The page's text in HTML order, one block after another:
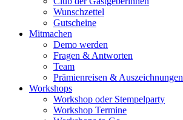
Wunschzettel
Gutscheine
Mitmachen
Demo werden
Fragen & Antworten
Team
Prämienreisen & Auszeichnungen
Workshops
Workshop oder Stempelparty
Workshop Termine